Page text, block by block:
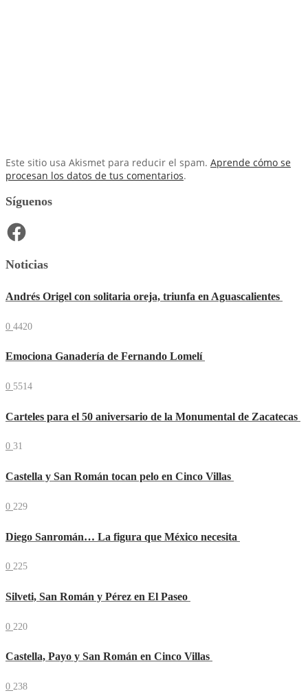
Este sitio usa Akismet para reducir el spam. Aprende cómo se
procesan los datos de tus comentarios.
Síguenos
Facebook
Noticias
Andrés Origel con solitaria oreja, triunfa en Aguascalientes
0 4420
Emociona Ganadería de Fernando Lomelí
0 5514
Carteles para el 50 aniversario de la Monumental de Zacatecas
0 31
Castella y San Román tocan pelo en Cinco Villas
0 229
Diego Sanromán… La figura que México necesita
0 225
Silveti, San Román y Pérez en El Paseo
0 220
Castella, Payo y San Román en Cinco Villas
0 238